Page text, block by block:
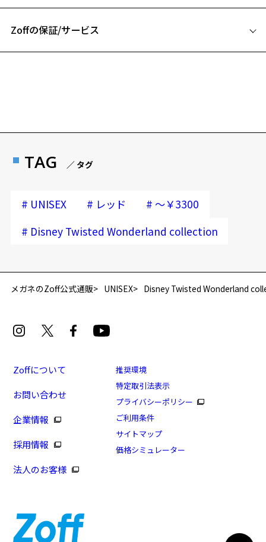
再入荷お知らせメールのお申し込み
[再値下げセール価格]Disney Collection “Disney
Twisted Wonderland” ハーツラビュル寮モデル
商品番号：TWST-CLOTH-HE/フレームカラー：レッド/
単価：￥960
※商品が再入荷された際にメールでお知らせします。
※本サービスは商品の購入をお約束するものではありません。
※柄や色味の出方に個体差があり、画像と異なる場合がございます。
【サイズ】
※この商品は保証対象外になります
フレームとレンズの合計料金を知りたい方へ
Zoffの保証/サービス
日または発送日より１年間修理又は交換させて頂
延長されません。
安心2 視力測定無料
フレームの歪みやかかり具合の調整・クリーニン
す。
もっと見る
TAG ／ タグ
# UNISEX # レッド # ～￥3300
# Disney Twisted Wonderland collection
メガネのZoff公式通販 UNISEX Disney Twisted Wonderland
Zoffについて
お問い合わせ
企業情報
採用情報
法人のお客様
推奨環境
特定取引法表示
プライバシーポリシー
ご利用条件
サイトマップ
価格シミュレーター